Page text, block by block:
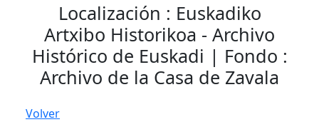
Localización : Euskadiko
Artxibo Historikoa - Archivo
Histórico de Euskadi | Fondo :
Archivo de la Casa de Zavala
Volver